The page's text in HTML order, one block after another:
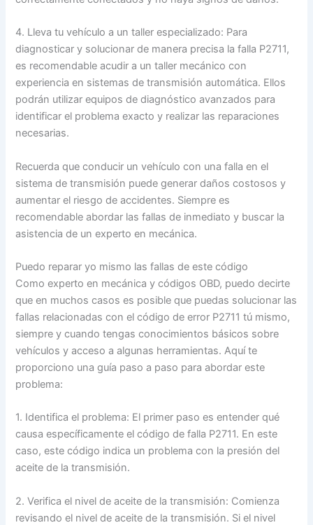
4. Lleva tu vehículo a un taller especializado: Para
diagnosticar y solucionar de manera precisa la falla P2711,
es recomendable acudir a un taller mecánico con
experiencia en sistemas de transmisión automática. Ellos
podrán utilizar equipos de diagnóstico avanzados para
identificar el problema exacto y realizar las reparaciones
necesarias.
Recuerda que conducir un vehículo con una falla en el
sistema de transmisión puede generar daños costosos y
aumentar el riesgo de accidentes. Siempre es
recomendable abordar las fallas de inmediato y buscar la
asistencia de un experto en mecánica.
Puedo reparar yo mismo las fallas de este código
Como experto en mecánica y códigos OBD, puedo decirte
que en muchos casos es posible que puedas solucionar las
fallas relacionadas con el código de error P2711 tú mismo,
siempre y cuando tengas conocimientos básicos sobre
vehículos y acceso a algunas herramientas. Aquí te
proporciono una guía paso a paso para abordar este
problema:
1. Identifica el problema: El primer paso es entender qué
causa específicamente el código de falla P2711. En este
caso, este código indica un problema con la presión del
aceite de la transmisión.
2. Verifica el nivel de aceite de la transmisión: Comienza
revisando el nivel de aceite de la transmisión. Si el nivel